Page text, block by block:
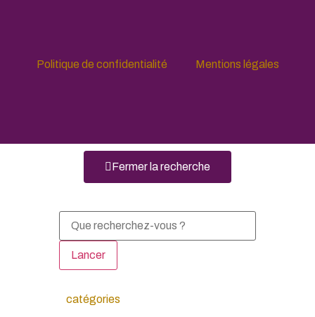
Politique de confidentialité Mentions légales
Fermer la recherche
Lancer
catégories